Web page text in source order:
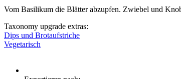
Vom Basilikum die Blätter abzupfen. Zwiebel und
Taxonomy upgrade extras:
Dips und Brotaufstriche
Vegetarisch